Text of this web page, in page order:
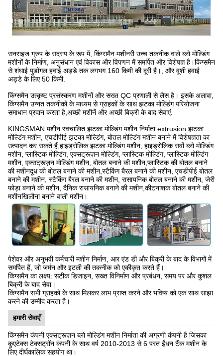
सनराइज ग्रुप के सदस्य के रूप में, किंग्समैन मशीनरी उच्च तकनीक वाले ब्लो मोल्डिंग
मशीनों के निर्माण, अनुसंधान एवं विकास और विपणन में समर्पित और विशेषज्ञ है।किंग्समैन
से शंघाई पुडोंगल हवाई अड्डे तक लगभग 160 किमी की दूरी है।, और वूशी हवाई
अड्डे के लिए 50 किमी.
किंग्समैन उत्कृष्ट प्रसंस्करण मशीनों और सख्त QC प्रणाली से लैस है। इसके अलावा,
किंग्समैन उन्नत तकनीकों के माध्यम से ग्राहकों के साथ झटका मोल्डिंग परियोजना
समाधान प्रदान करता है,अच्छी मशीनें और अच्छी बिक्री के बाद सेवाएं.
KINGSMAN मशीन स्वचालित झटका मोल्डिंग मशीन निर्माता extrusion झटका
मोल्डिंग मशीन, एचडीपीई झटका मोल्डिंग, बोतल मोल्डिंग मशीन बनाने में विशेषज्ञता का
उत्पादन कर सकते हैं,हाइड्रोलिक झटका मोल्डिंग मशीन, हाइड्रोलिक सर्वो ब्लो मोल्डिंग
मशीन, प्लास्टिक मोल्डिंग, एक्सट्रूज़न मोल्डिंग, प्लास्टिक मोल्डिंग, प्लास्टिक मोल्डिंग
मशीन, एक्सट्रूज़न मोल्डिंग मशीन, बोतल बनाने की मशीन,प्लास्टिक की बोतल बनाने
की मशीनदूध की बोतल बनाने की मशीन,स्टैकिंग बैरल बनाने की मशीन, एचडीपीई बोतल
बनाने की मशीन, स्टैकिंग बैरल बनाने की मशीन, रासायनिक बोतल बनाने की मशीन, जेरी
फोड़ा बनाने की मशीन, दैनिक रासायनिक बनाने की मशीन,कीटनाशक बोतल बनाने की
मशीनखिलौना बनाने वाली मशीन।
पेशेवर और अनुभवी कर्मचारी मशीन निर्माण, आर एंड डी और बिक्री के बाद के विभागों में
समर्पित हैं, जो जर्मन और इटली की तकनीक को एकीकृत करते हैं।
किंग्समैन का लक्ष्य: सटीक डिजाइन, सख्त विनिर्माण और प्रबंधन, समय पर और कुशल
बिक्री के बाद सेवा।
किंग्समैन सभी ग्राहकों के साथ मिलकर लाभ प्राप्त करने और भविष्य को एक साथ साझा
करने की उम्मीद करता है।
हमारी सेवाएँ
किंग्समैन कंपनी एक्सट्रूज़न ब्लो मोल्डिंग मशीन निर्माता की अग्रणी कंपनी है जिसका
कुएटेक्स टेक्सट्रॉन कंपनी के साथ वर्ष 2010-2013 से 6 परत ईंधन टैंक मशीन के
लिए दीर्घकालिक सहयोग था।